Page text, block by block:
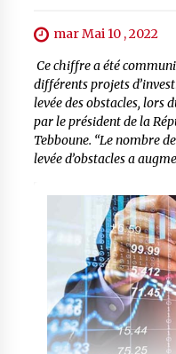
mar Mai 10 , 2022
Ce chiffre a été
différents projets
levée des obstacles, lors
par le président de la
Tebboune. “Le nombre
levée d’obstacles a